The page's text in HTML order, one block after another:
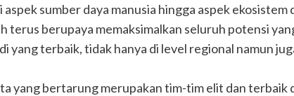
sumber daya manusia hingga aspek ekosistem
terus berupaya memaksimalkan seluruh potensi
yang terbaik, tidak hanya di level regional namun
yang bertarung merupakan tim-tim elit dan terbaik